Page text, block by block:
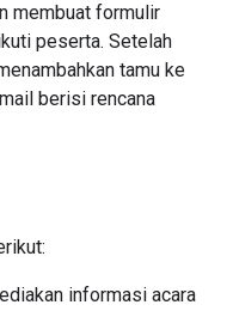
membuat formulir
peserta. Setelah
tamu ke
berisi rencana
informasi acara